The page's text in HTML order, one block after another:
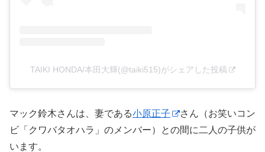
TAIKI HONDA/本田大輝(@taiki515)がシェアした投稿
マック鈴木さんは、妻である小原正子
さん（お笑いコン
ビ「クワバタオハラ」のメンバー）との間に二人の子供が
います。